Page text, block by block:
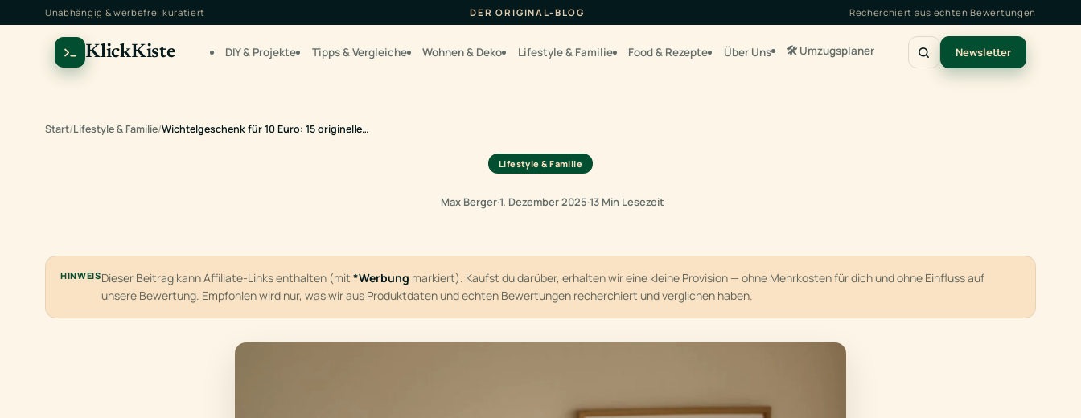
Unabhängig & werbefrei kuratiert DER ORIGINAL-BLOG Recherchiert aus echten Bewertungen
KlickKiste DIY & Projekte Tipps & Vergleiche Wohnen & Deko Lifestyle & Familie Food & Rezepte Über Uns 🛠️ Umzugsplaner Newsletter
Start/Lifestyle & Familie/Wichtelgeschenk für 10 Euro: 15 originelle…
Lifestyle & Familie
Max Berger·1. Dezember 2025·13 Min Lesezeit
HINWEISDieser Beitrag kann Affiliate-Links enthalten (mit *Werbung markiert). Kaufst du darüber, erhalten wir eine kleine Provision — ohne Mehrkosten für dich und ohne Einfluss auf
unsere Bewertung. Empfohlen wird nur, was wir aus Produktdaten und echten Bewertungen recherchiert und verglichen haben.